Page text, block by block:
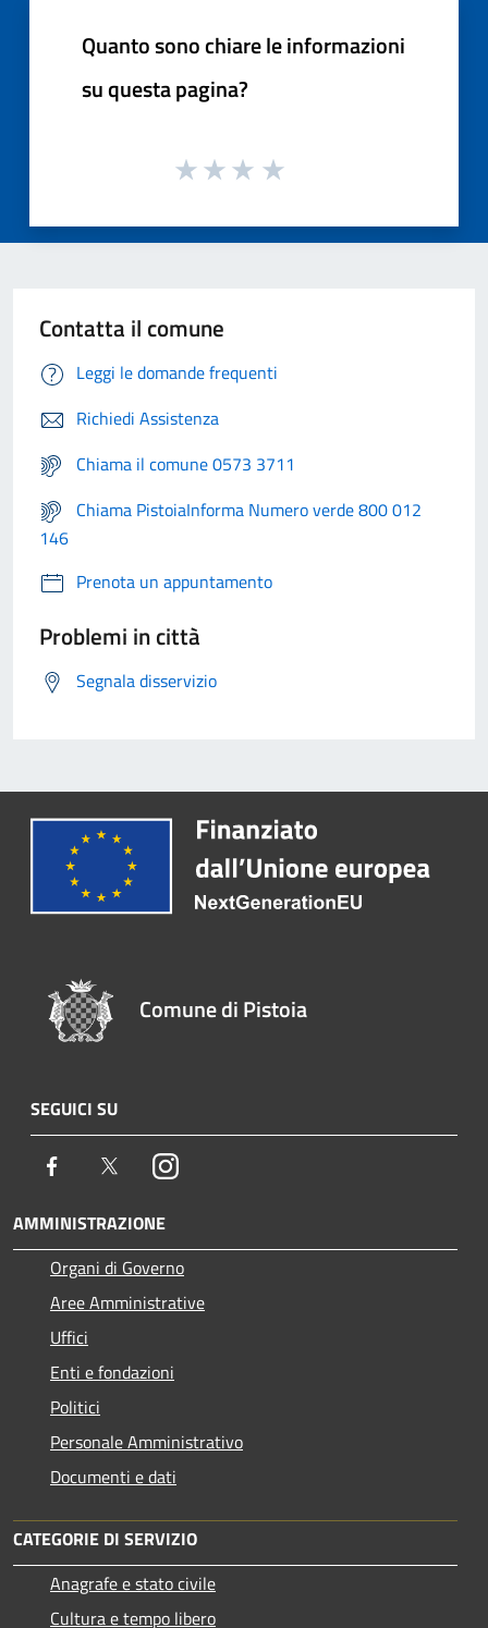
Quanto sono chiare le informazioni
su questa pagina?
Contatta il comune
Leggi le domande frequenti
Richiedi Assistenza
Chiama il comune 0573 3711
Chiama PistoiaInforma Numero verde 800 012
146
Prenota un appuntamento
Problemi in città
Segnala disservizio
Comune di Pistoia
SEGUICI SU
Facebook TwitterInstagram
AMMINISTRAZIONE
Organi di Governo
Aree Amministrative
Uffici
Enti e fondazioni
Politici
Personale Amministrativo
Documenti e dati
CATEGORIE DI SERVIZIO
Anagrafe e stato civile
Cultura e tempo libero